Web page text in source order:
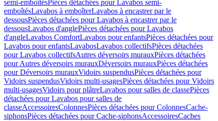
semi-emboîtésPièces détachées pour Lavabos semi-
emboîtésLavabos à emboîterLavabos à encastrer par le
dessousPièces détachées pour Lavabos à encastrer par le
dessousLavabos d'anglePièces détachées pour Lavabos
d'angleLavabos ComfortLavabos pour enfantsPièces détachées pour
Lavabos pour enfantsLavabosLavabos collectifsPièces détachées
pour Lavabos collectifsAutres déversoirs murauxPièces détachées
pour Autres déversoirs murauxDéversoirs murauxPièces détachées
pour Déversoirs murauxVidoirs suspendusPièces détachées pour
Vidoirs suspendusVidoirs multi-usagesPièces détachées pour Vidoirs
multi-usagesVidoirs pour plâtreLavabos pour salles de classePièces
détachées pour Lavabos pour salles de
classeAccessoiresColonnesPièces détachées pour ColonnesCache-
siphonsPièces détachées pour Cache-siphonsAccessoiresCaches